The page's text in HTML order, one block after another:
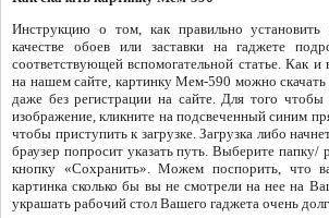
Инструкцию о том, как правильно установить
качестве обоев или заставки на гаджете
соответствующей вспомогательной статье. Как и
на нашем сайте, картинку Мем-590 можно
даже без регистрации на сайте. Для того чтобы
изображение, кликните на подсвеченный синим
чтобы приступить к загрузке. Загрузка либо
браузер попросит указать путь. Выберите папку/
кнопку «Сохранить». Можем поспорить, что
картинка сколько бы вы не смотрели на нее на
украшать рабочий стол Вашего гаджета очень